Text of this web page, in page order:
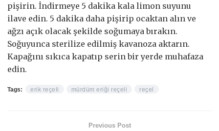
pişirin. İndirmeye 5 dakika kala limon suyunu
ilave edin. 5 dakika daha pişirip ocaktan alın ve
ağzı açık olacak şekilde soğumaya bırakın.
Soğuyunca sterilize edilmiş kavanoza aktarın.
Kapağını sıkıca kapatıp serin bir yerde muhafaza
edin.
Tags: erik reçeli mürdüm eriği reçeli reçel
Previous Post